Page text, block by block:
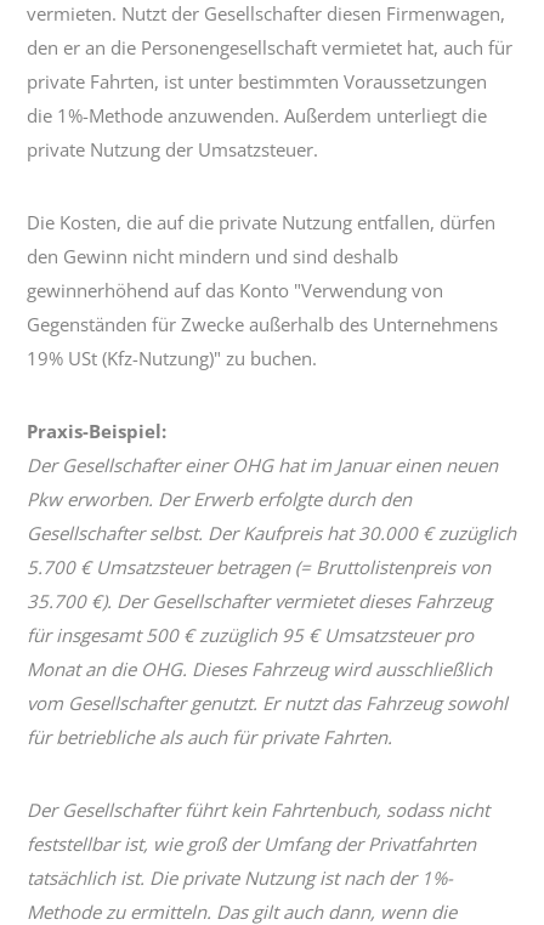
vermieten. Nutzt der Gesellschafter diesen Firmenwagen,
den er an die Personengesellschaft vermietet hat, auch für
private Fahrten, ist unter bestimmten Voraussetzungen
die 1%-Methode anzuwenden. Außerdem unterliegt die
private Nutzung der Umsatzsteuer.
Die Kosten, die auf die private Nutzung entfallen, dürfen
den Gewinn nicht mindern und sind deshalb
gewinnerhöhend auf das Konto "Verwendung von
Gegenständen für Zwecke außerhalb des Unternehmens
19% USt (Kfz-Nutzung)" zu buchen.
Praxis-Beispiel:
Der Gesellschafter einer OHG hat im Januar einen neuen
Pkw erworben. Der Erwerb erfolgte durch den
Gesellschafter selbst. Der Kaufpreis hat 30.000 € zuzüglich
5.700 € Umsatzsteuer betragen (= Bruttolistenpreis von
35.700 €). Der Gesellschafter vermietet dieses Fahrzeug
für insgesamt 500 € zuzüglich 95 € Umsatzsteuer pro
Monat an die OHG. Dieses Fahrzeug wird ausschließlich
vom Gesellschafter genutzt. Er nutzt das Fahrzeug sowohl
für betriebliche als auch für private Fahrten.
Der Gesellschafter führt kein Fahrtenbuch, sodass nicht
feststellbar ist, wie groß der Umfang der Privatfahrten
tatsächlich ist. Die private Nutzung ist nach der 1%-
Methode zu ermitteln. Das gilt auch dann, wenn die